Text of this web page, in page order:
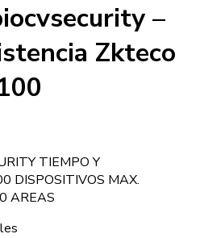
–
Zkteco
TIEMPO Y
DISPOSITIVOS MAX.
AREAS